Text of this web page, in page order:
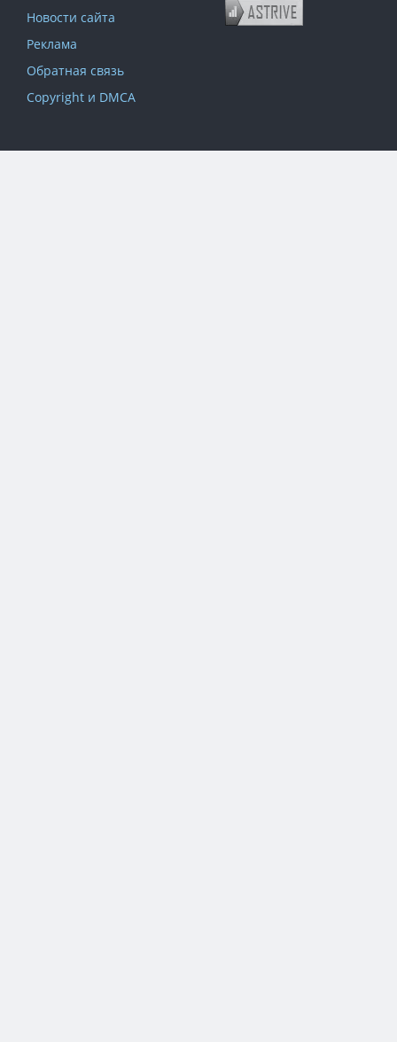
Новости сайта
Реклама
Обратная связь
Copyright и DMCA